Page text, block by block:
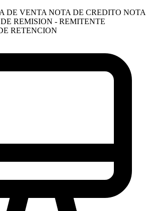
DE VENTA NOTA DE CREDITO NOTA
REMISION - REMITENTE
RETENCION